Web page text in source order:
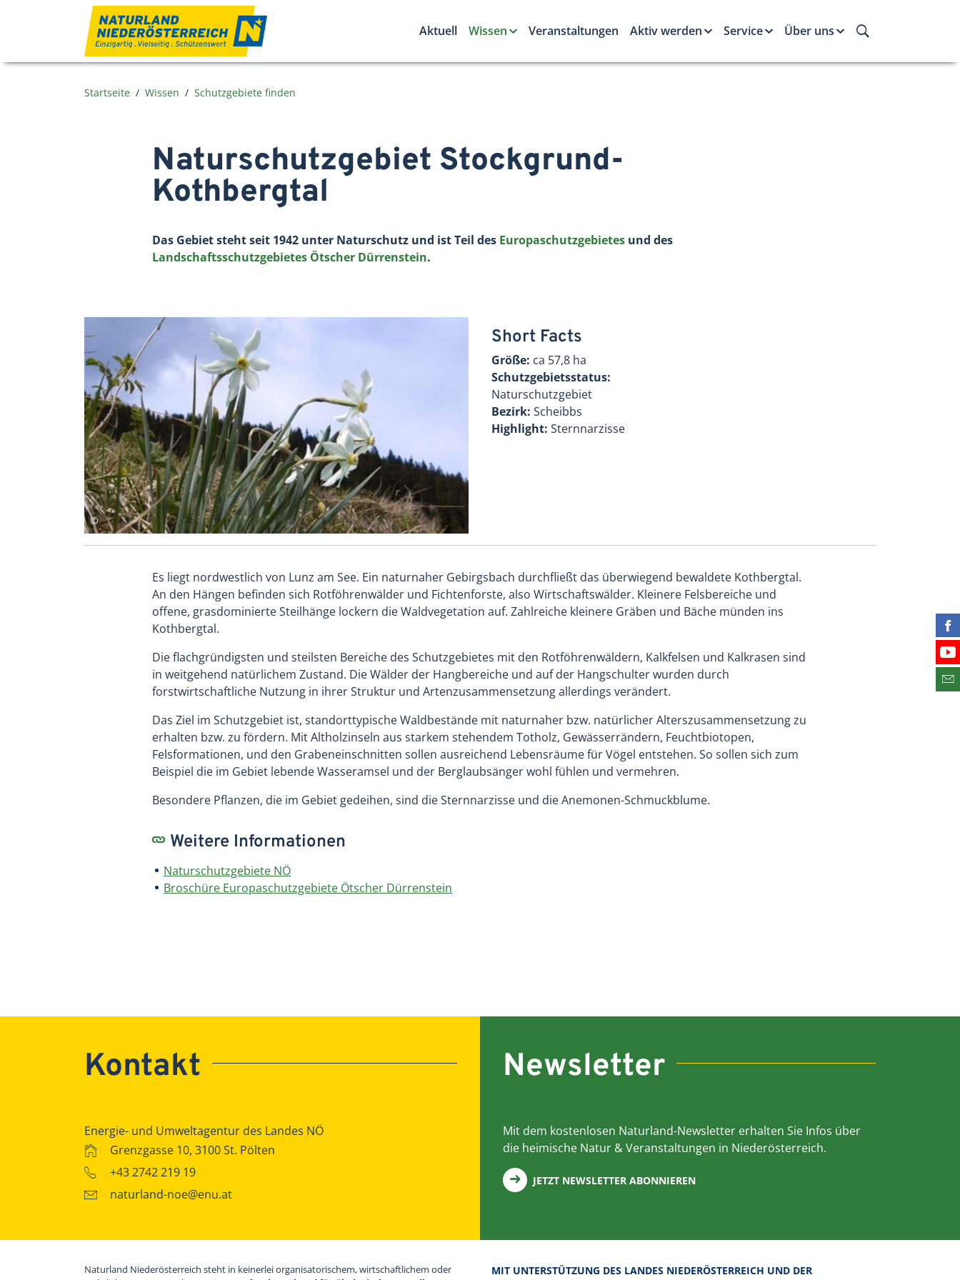
Aktuell
Wissen Veranstaltungen Aktiv werden Service Über uns
Startseite Wissen Schutzgebiete finden
Naturschutzgebiet Stockgrund-
Kothbergtal
Das Gebiet steht seit 1942 unter Naturschutz und ist Teil des Europaschutzgebietes und des
Landschaftsschutzgebietes Ötscher Dürrenstein.
Short Facts
Größe: ca 57,8 ha
Schutzgebietsstatus:
Naturschutzgebiet
Bezirk: Scheibbs
Highlight: Sternnarzisse
Es liegt nordwestlich von Lunz am See. Ein naturnaher Gebirgsbach durchfließt das überwiegend bewaldete Kothbergtal.
An den Hängen befinden sich Rotföhrenwälder und Fichtenforste, also Wirtschaftswälder. Kleinere Felsbereiche und
offene, grasdominierte Steilhänge lockern die Waldvegetation auf. Zahlreiche kleinere Gräben und Bäche münden ins
Kothbergtal.
Die flachgründigsten und steilsten Bereiche des Schutzgebietes mit den Rotföhrenwäldern, Kalkfelsen und Kalkrasen sind
in weitgehend natürlichem Zustand. Die Wälder der Hangbereiche und auf der Hangschulter wurden durch
forstwirtschaftliche Nutzung in ihrer Struktur und Artenzusammensetzung allerdings verändert.
Das Ziel im Schutzgebiet ist, standorttypische Waldbestände mit naturnaher bzw. natürlicher Alterszusammensetzung zu
erhalten bzw. zu fördern. Mit Altholzinseln aus starkem stehendem Totholz, Gewässerrändern, Feuchtbiotopen,
Felsformationen, und den Grabeneinschnitten sollen ausreichend Lebensräume für Vögel entstehen. So sollen sich zum
Beispiel die im Gebiet lebende Wasseramsel und der Berglaubsänger wohl fühlen und vermehren.
Besondere Pflanzen, die im Gebiet gedeihen, sind die Sternnarzisse und die Anemonen-Schmuckblume.
Weitere Informationen
Naturschutzgebiete NÖ
Broschüre Europaschutzgebiete Ötscher Dürrenstein
Newsletter
Mit dem kostenlosen Naturland-Newsletter erhalten Sie Infos über
die heimische Natur & Veranstaltungen in Niederösterreich.
JETZT NEWSLETTER ABONNIEREN
Kontakt
Energie- und Umweltagentur des Landes NÖ
Grenzgasse 10, 3100 St. Pölten
+43 2742 219 19
naturland-noe@enu.at
Naturland Niederösterreich steht in keinerlei organisatorischem, wirtschaftlichem oder
MIT UNTERSTÜTZUNG DES LANDES NIEDERÖSTERREICH UND DER